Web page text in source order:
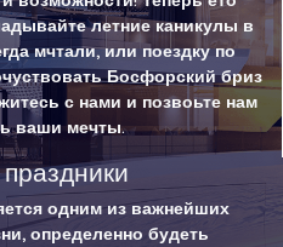
летние каникулы в
мчтали, или поездку по
Босфорский бриз
с нами и позвоьте нам
ваши мечты.
одним из важнейших
определенно будеть